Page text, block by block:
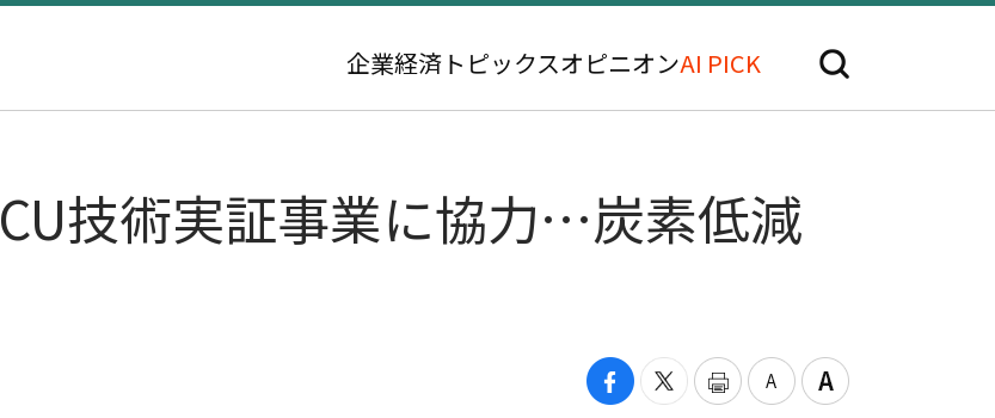
企業経済 トピックスオピニオンAI PICK
技術実証事業に協力…炭素低減